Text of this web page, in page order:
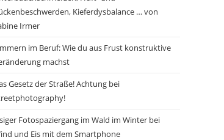
Kieferdysbalance … von
Irmer
im Beruf: Wie du aus Frust konstruktive
machst
Gesetz der Straße! Achtung bei
Fotospaziergang im Wald im Winter bei
und Eis mit dem Smartphone